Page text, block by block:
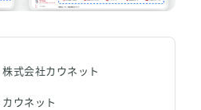
株式会社カウネット
カウネット